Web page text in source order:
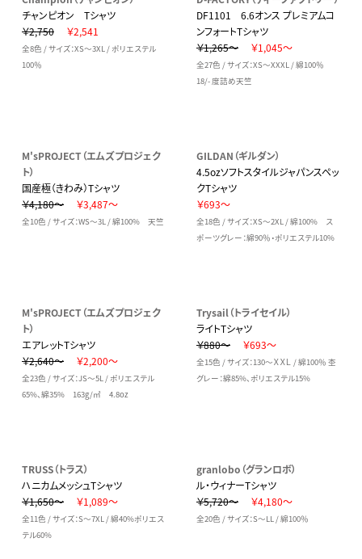
チャンピオン Tシャツ
￥2,750
￥2,541
全8色 / サイズ：XS～3XL / ポリエステル
100％
DF1101 6.6オンス プレミアムコ
ンフォートTシャツ
￥1,265～
￥1,045～
全27色 / サイズ：XS～XXXL / 綿100％
18/- 度詰め天竺
M'sPROJECT（エムズプロジェク
ト）
国産極（きわみ）Tシャツ
￥4,180～
￥3,487～
全10色 / サイズ：WS～3L / 綿100% 天竺
GILDAN（ギルダン）
4.5ozソフトスタイルジャパンスペッ
クTシャツ
￥693～
全18色 / サイズ：XS～2XL / 綿100% ス
ポーツグレー：綿90％・ポリエステル10%
M'sPROJECT（エムズプロジェク
ト）
エアレットTシャツ
￥2,640～
￥2,200～
全23色 / サイズ：JS～5L / ポリエステル
65%、綿35% 163g/㎡ 4.8oz
Trysail（トライセイル）
ライトTシャツ
￥880～
￥693～
全15色 / サイズ：130～ＸＸＬ / 綿100％ 杢
グレー：綿85%、ポリエステル15%
TRUSS（トラス）
ハニカムメッシュTシャツ
￥1,650～
￥1,089～
全11色 / サイズ：S～7XL / 綿40%ポリエス
テル60%
granlobo（グランロボ）
ル・ウィナーTシャツ
￥5,720～
￥4,180～
全20色 / サイズ：S～LL / 綿100％